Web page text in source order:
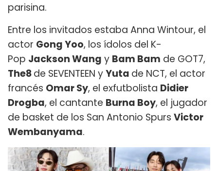
parisina.
Entre los invitados estaba Anna Wintour, el
actor Gong Yoo, los ídolos del K-
Pop Jackson Wang y Bam Bam de GOT7,
The8de SEVENTEEN yYuta de NCT, el actor
francés Omar Sy, el exfutbolista Didier
Drogba, el cantante Burna Boy, el jugador
de basket de los San Antonio Spurs Victor
Wembanyama.